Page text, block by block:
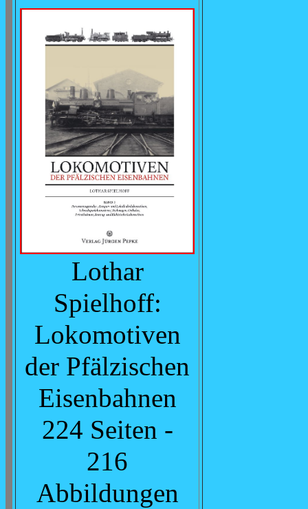
Lothar
Spielhoff:
Lokomotiven
der Pfälzischen
Eisenbahnen
224 Seiten -
216
Abbildungen